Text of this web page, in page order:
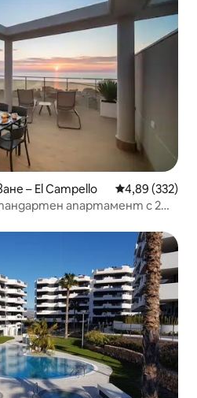
– El Campello Средна
4,89 (332)
апартамент с 2